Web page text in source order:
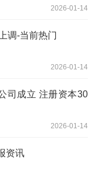
2026-01-14
调-当前热门
2026-01-14
司成立 注册资本30
2026-01-14
资讯